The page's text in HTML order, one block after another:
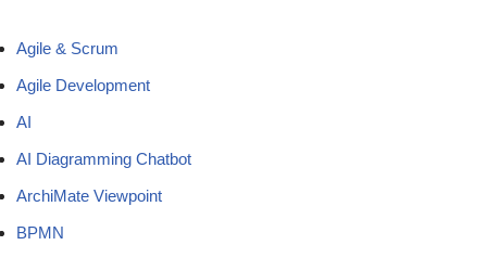
Agile & Scrum
Agile Development
AI
AI Diagramming Chatbot
ArchiMate Viewpoint
BPMN